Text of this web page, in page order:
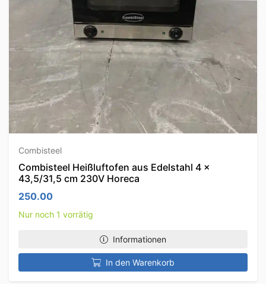
Combisteel
Combisteel Heißluftofen aus Edelstahl 4 x
43,5/31,5 cm 230V Horeca
250.00
Nur noch 1 vorrätig
Informationen
In den Warenkorb